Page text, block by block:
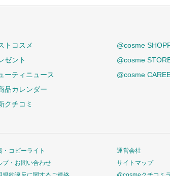
トコスメ
ゼント
ーティニュース
品カレンダー
クチコミ
@cosme
@cosme
@cosme
・コピーライト
プ・お問い合わせ
運営会社
サイトマップ